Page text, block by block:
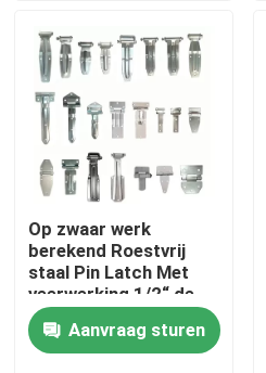
Kwaliteitscontrole
Contacteer ons
Inconel 600 Materiaal
Inconel 625 Materiaal
Incoloy 800-materiaal
Op zwaar werk
berekend Roestvrij
staal Pin Latch Met
veerwerking 1/2“ de
Klink van de de
Lentebout voor de
Poort van de
Aanvraag sturen